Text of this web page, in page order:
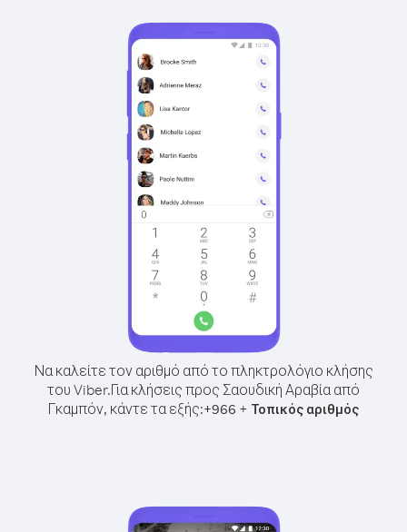
Να καλείτε τον αριθμό από το πληκτρολόγιο κλήσης
του Viber.Για κλήσεις προς Σαουδική Αραβία από
Γκαμπόν, κάντε τα εξής:+966 + Τοπικός αριθμός